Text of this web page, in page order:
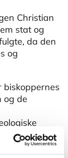
Christian
stat og
da den
og
og de
rådgivere i
kapitel